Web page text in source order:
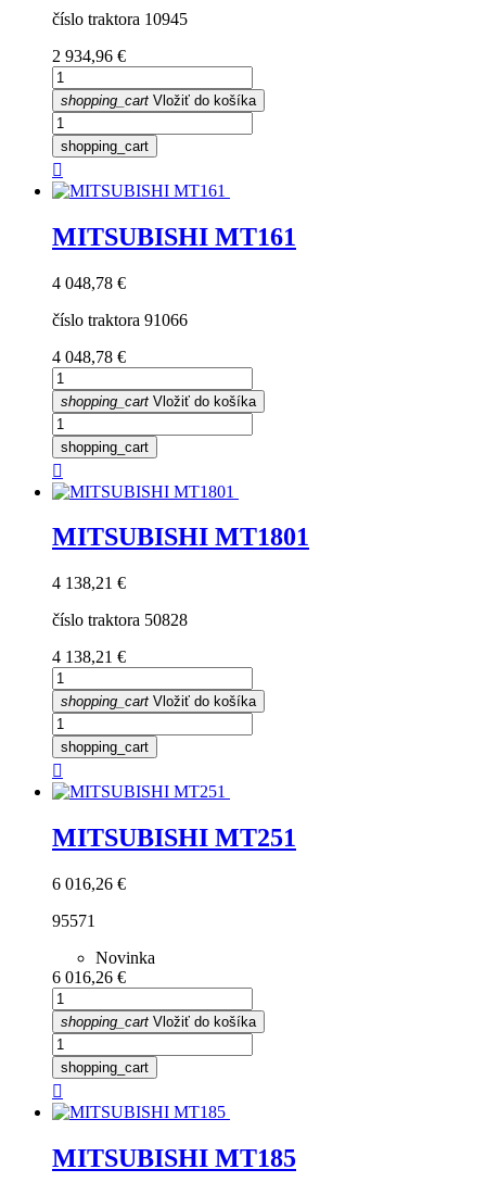
číslo traktora 10945
Cena
2 934,96 €
shopping_cart Vložiť do košíka
shopping_cart

MITSUBISHI MT161
Cena
4 048,78 €
číslo traktora 91066
Cena
4 048,78 €
shopping_cart Vložiť do košíka
shopping_cart

MITSUBISHI MT1801
Cena
4 138,21 €
číslo traktora 50828
Cena
4 138,21 €
shopping_cart Vložiť do košíka
shopping_cart

MITSUBISHI MT251
Cena
6 016,26 €
95571
Novinka
Cena
6 016,26 €
shopping_cart Vložiť do košíka
shopping_cart

MITSUBISHI MT185